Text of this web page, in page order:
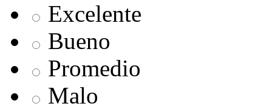
Excelente
Bueno
Promedio
Malo